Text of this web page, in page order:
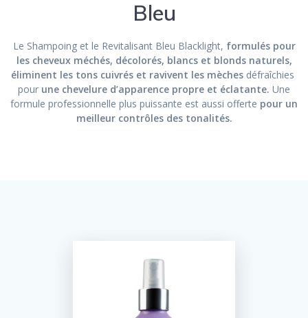
Bleu
Le Shampoing et le Revitalisant Bleu Blacklight, formulés pour
les cheveux méchés, décolorés, blancs et blonds naturels,
éliminent les tons cuivrés et ravivent les mèches défraîchies
pour une chevelure d’apparence propre et éclatante. Une
formule professionnelle plus puissante est aussi offerte pour un
meilleur contrôles des tonalités.